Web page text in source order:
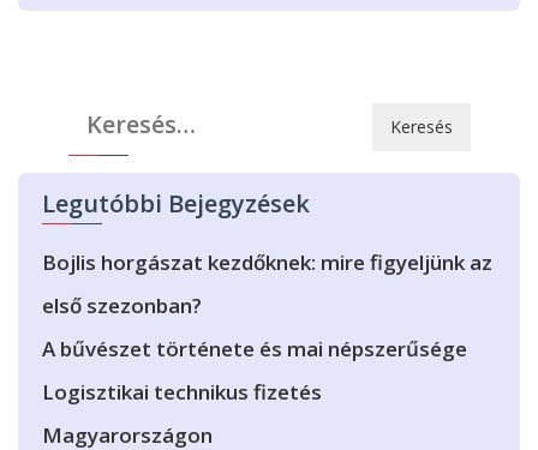
Keresés:
Legutóbbi Bejegyzések
Bojlis horgászat kezdőknek: mire figyeljünk az
első szezonban?
A bűvészet története és mai népszerűsége
Logisztikai technikus fizetés
Magyarországon